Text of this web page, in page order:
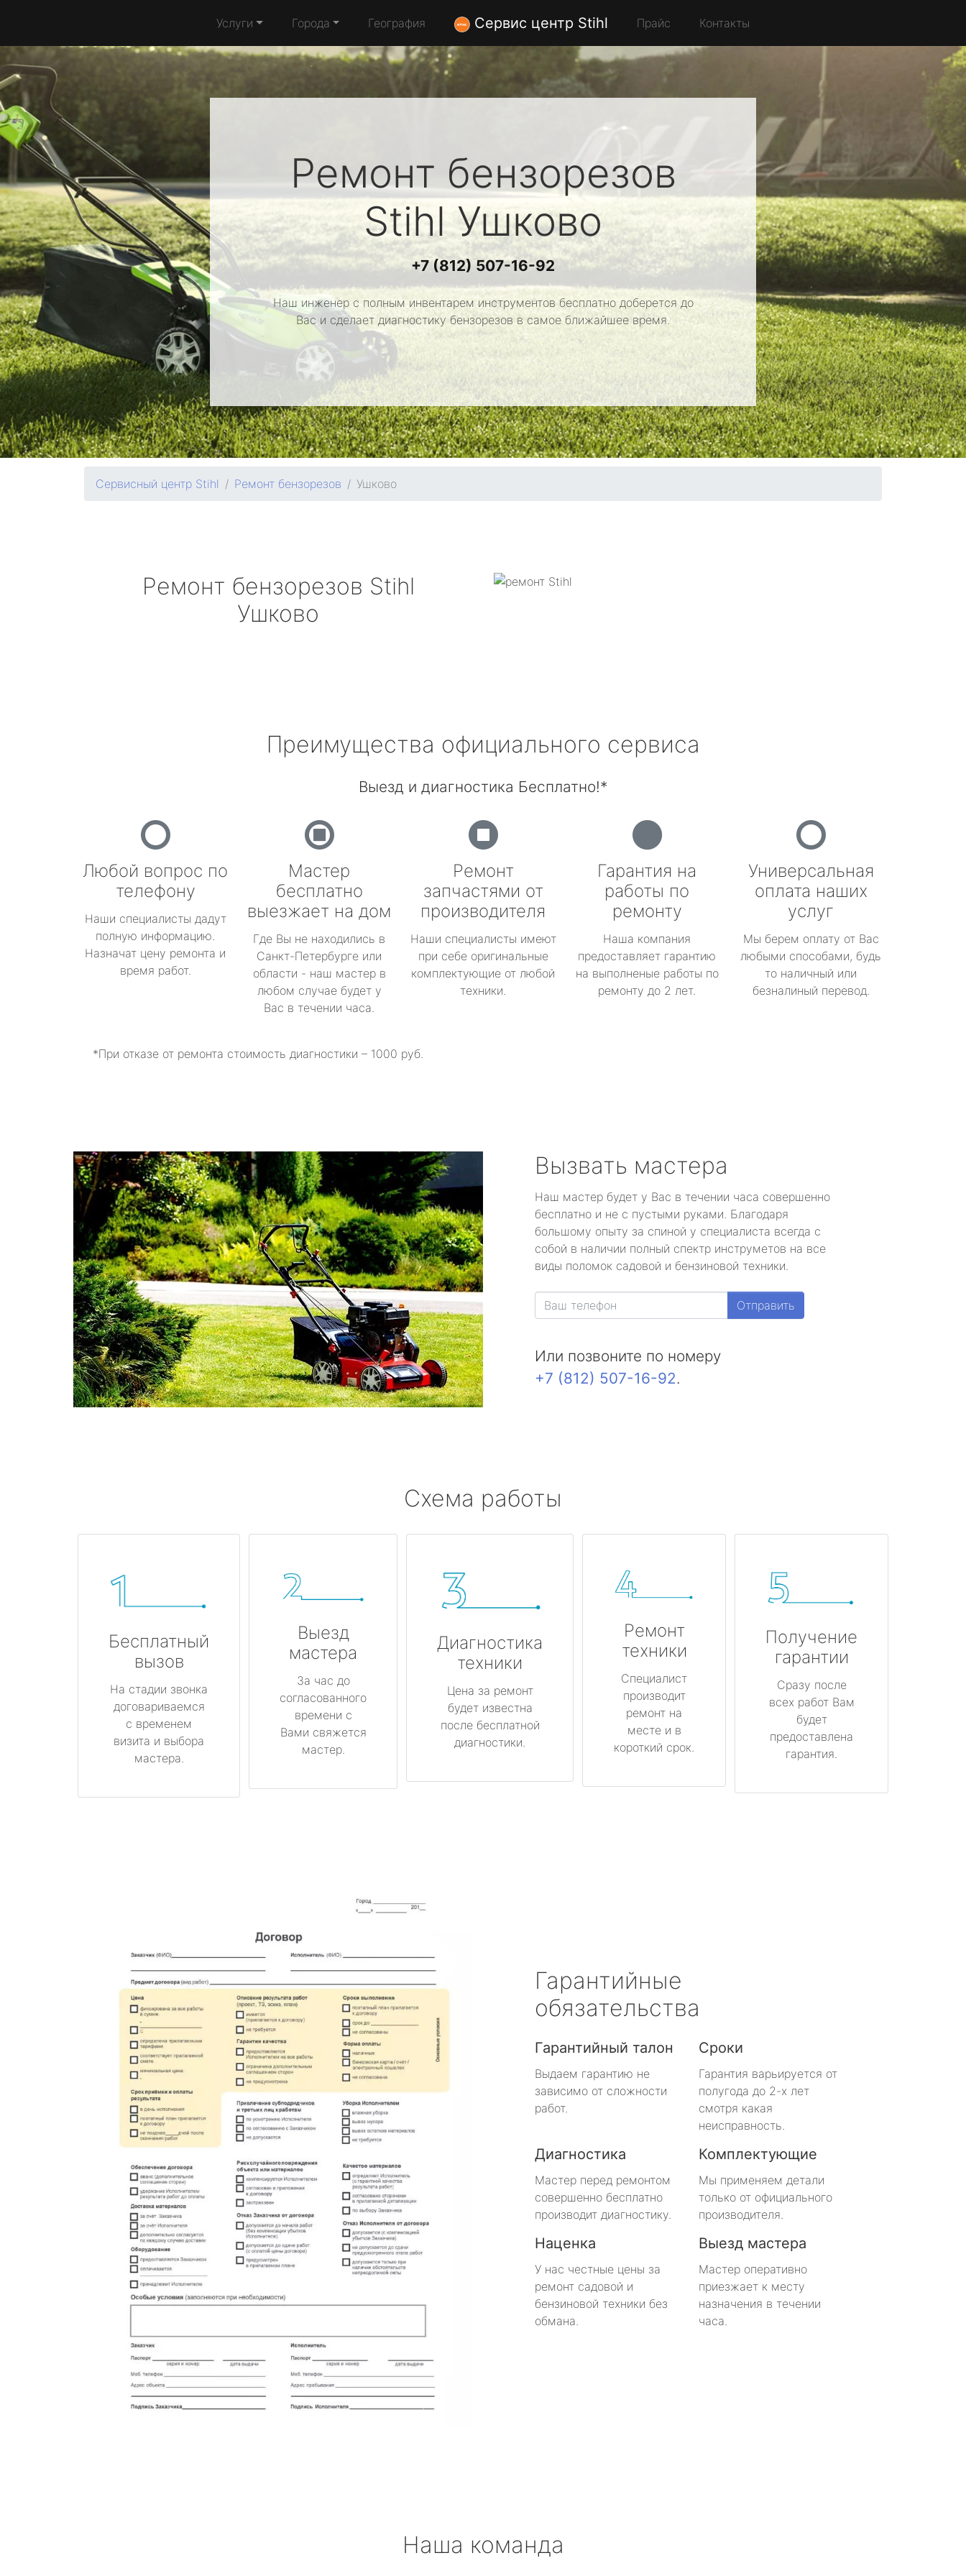
Услуги Города География Сервис центр Stihl Прайс Контакты
Ремонт бензорезов
StihlУшково
+7 (812) 507-16-92
Наш инженер с полным инвентарем инструментов бесплатно доберется до
Вас и сделает диагностику бензорезов в самое ближайшее время.
Сервисный центр Stihl Ремонт бензорезов Ушково
Ремонт бензорезов Stihl
Ушково
Преимущества официального сервиса
Выезд и диагностика Бесплатно!*
Любой вопрос по
телефону
Наши специалисты дадут
полную информацию.
Назначат цену ремонта и
время работ.
Мастер
бесплатно
выезжает на дом
Где Вы не находились в
Санкт-Петербурге или
области - наш мастер в
любом случае будет у
Вас в течении часа.
Ремонт
запчастями от
производителя
Наши специалисты имеют
при себе оригинальные
комплектующие от любой
техники.
Гарантия на
работы по
ремонту
Наша компания
предоставляет гарантию
на выполненые работы по
ремонту до 2 лет.
Универсальная
оплата наших
услуг
Мы берем оплату от Вас
любыми способами, будь
то наличный или
безналиный перевод.
*При отказе от ремонта стоимость диагностики – 1000 руб.
Вызвать мастера
Наш мастер будет у Вас в течении часа совершенно
бесплатно и не с пустыми руками. Благодаря
большому опыту за спиной у специалиста всегда с
собой в наличии полный спектр инструметов на все
виды поломок садовой и бензиновой техники.
Отправить
Или позвоните по номеру
+7 (812) 507-16-92.
Схема работы
Бесплатный
вызов
На стадии звонка
договариваемся
с временем
визита и выбора
мастера.
Выезд
мастера
За час до
согласованного
времени с
Вами свяжется
мастер.
Диагностика
техники
Цена за ремонт
будет известна
после бесплатной
диагностики.
Ремонт
техники
Специалист
производит
ремонт на
месте и в
короткий срок.
Получение
гарантии
Сразу после
всех работ Вам
будет
предоставлена
гарантия.
Гарантийные
обязательства
Гарантийный талон
Выдаем гарантию не
зависимо от сложности
работ.
Сроки
Гарантия варьируется от
полугода до 2-х лет
смотря какая
неисправность.
Диагностика
Мастер перед ремонтом
совершенно бесплатно
производит диагностику.
Комплектующие
Мы применяем детали
только от официального
производителя.
Наценка
У нас честные цены за
ремонт садовой и
бензиновой техники без
обмана.
Выезд мастера
Мастер оперативно
приезжает к месту
назначения в течении
часа.
Наша команда